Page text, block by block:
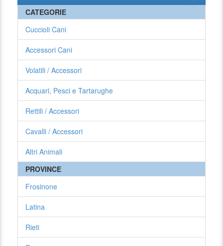
CATEGORIE
Cuccioli Cani
Accessori Cani
Volatili / Accessori
Acquari, Pesci e Tartarughe
Rettili / Accessori
Cavalli / Accessori
Altri Animali
PROVINCE
Frosinone
Latina
Rieti